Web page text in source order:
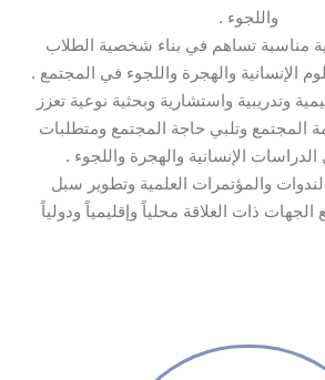
واللجوء .
مناسبة تساهم في بناء شخصية الطلاب
الإنسانية والهجرة واللجوء في المجتمع .
وتدريبية واستشارية وبحثية نوعية تعزز
المجتمع وتلبي حاجة المجتمع ومتطلبات
الإنسانية والهجرة واللجوء .
والمؤتمرات العلمية وتطوير سبل
الجهات ذات العلاقة محلياً وإقليمياً ودولياً